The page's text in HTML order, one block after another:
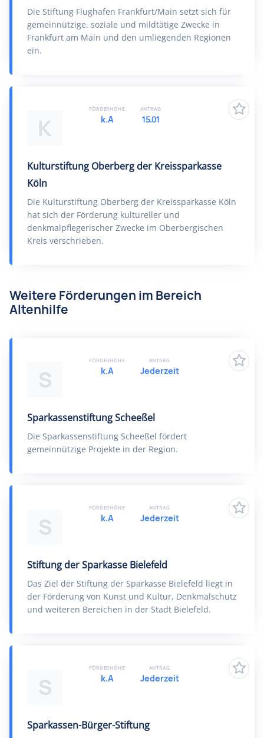
Die Stiftung Flughafen Frankfurt/Main setzt sich für
gemeinnützige, soziale und mildtätige Zwecke in
Frankfurt am Main und den umliegenden Regionen
ein.
K
Kulturstiftung Oberberg der Kreissparkasse
Köln
Die Kulturstiftung Oberberg der Kreissparkasse Köln
hat sich der Förderung kultureller und
denkmalpflegerischer Zwecke im Oberbergischen
Kreis verschrieben.
FÖRDERHÖHE
k.A
ANTRAG
15.01
Weitere Förderungen im Bereich
Altenhilfe
S
Sparkassenstiftung Scheeßel
Die Sparkassenstiftung Scheeßel fördert
gemeinnützige Projekte in der Region.
FÖRDERHÖHE
k.A
ANTRAG
Jederzeit
S
Stiftung der Sparkasse Bielefeld
Das Ziel der Stiftung der Sparkasse Bielefeld liegt in
der Förderung von Kunst und Kultur, Denkmalschutz
und weiteren Bereichen in der Stadt Bielefeld.
FÖRDERHÖHE
k.A
ANTRAG
Jederzeit
S
Sparkassen-Bürger-Stiftung
FÖRDERHÖHE
k.A
ANTRAG
Jederzeit